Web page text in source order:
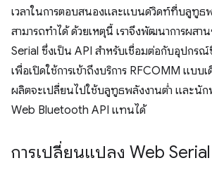
เวลาในการตอบสนองและแบนด์วิดท์ที่บลูทูธ
สามารถทำได้ ด้วยเหตุนี้ เราจึงพัฒนาการผสา
Serial ซึ่งเป็น API สำหรับเชื่อมต่อกับอุปกร
เพื่อเปิดใช้การเข้าถึงบริการ RFCOMM แบ
ผลิตจะเปลี่ยนไปใช้บลูทูธพลังงานต่ำ และนั
Web Bluetooth API แทนได้
การเปลี่ยนแปลง Web Serial